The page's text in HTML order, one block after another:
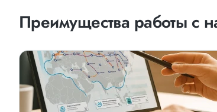
Преимущества работы с